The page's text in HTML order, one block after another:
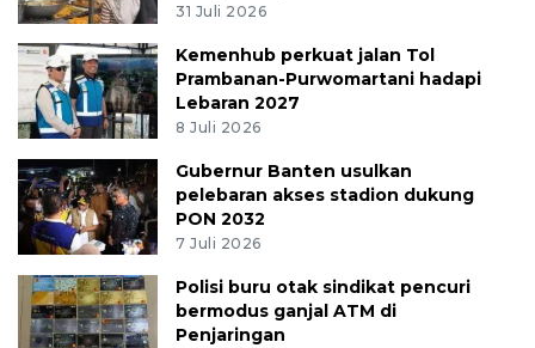
31 Juli 2026
Kemenhub perkuat jalan Tol
Prambanan-Purwomartani hadapi
Lebaran 2027
8 Juli 2026
Gubernur Banten usulkan
pelebaran akses stadion dukung
PON 2032
7 Juli 2026
Polisi buru otak sindikat pencuri
bermodus ganjal ATM di
Penjaringan